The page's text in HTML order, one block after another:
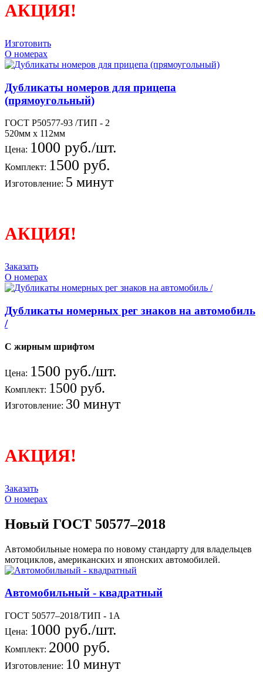
АКЦИЯ!
Изготовить
О номерах
Дубликаты номеров для прицепа
(прямоугольный)
ГОСТ Р50577-93 /ТИП - 2
520мм х 112мм
Цена: 1000 руб./шт.
Комплект: 1500 руб.
Изготовление: 5 минут
АКЦИЯ!
Заказать
О номерах
Дубликаты номерных рег знаков на автомобиль
/
С жирным шрифтом
Цена: 1500 руб./шт.
Комплект: 1500 руб.
Изготовление: 30 минут
АКЦИЯ!
Заказать
О номерах
Новый ГОСТ 50577–2018
Автомобильные номера по новому стандарту для владельцев
мотоциклов, американских и японских автомобилей.
Автомобильный - квадратный
ГОСТ 50577–2018/ТИП - 1А
Цена: 1000 руб./шт.
Комплект: 2000 руб.
Изготовление: 10 минут